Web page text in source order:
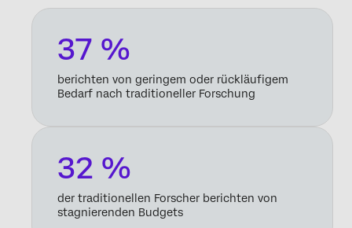
37 %
berichten von geringem oder rückläufigem
Bedarf nach traditioneller Forschung
32 %
der traditionellen Forscher berichten von
stagnierenden Budgets